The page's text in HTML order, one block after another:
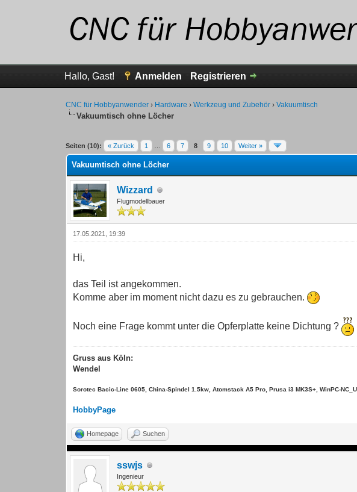
Hallo, Gast! Anmelden Registrieren
CNC für Hobbyanwender › Hardware ›Werkzeug und Zubehör ›Vakuumtisch
Vakuumtisch ohne Löcher
Seiten (10): « Zurück 1 6 7 8 9 10 Weiter »
1 Bewertung(en) - 5 im Durchschnitt
1
2
3
4
5
Vakuumtisch ohne Löcher
Wizzard
Flugmodellbauer
17.05.2021, 19:39
Hi,
das Teil ist angekommen.
Komme aber im moment nicht dazu es zu gebrauchen.
Noch eine Frage kommt unter die Opferplatte keine Dichtung ?
Gruss aus Köln:
Wendel
Sorotec Bacic-Line 0605, China-Spindel 1.5kw, Atomstack A5 Pro, Prusa i3 MK3S+, WinPC-
HobbyPage
Homepage Suchen
sswjs
Ingenieur